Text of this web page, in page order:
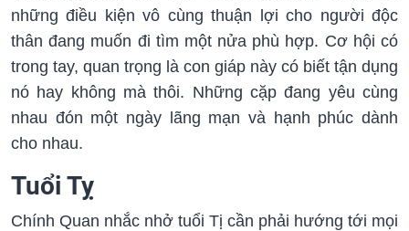
những điều kiện vô cùng thuận lợi cho người độc
thân đang muốn đi tìm một nửa phù hợp. Cơ hội có
trong tay, quan trọng là con giáp này có biết tận dụng
nó hay không mà thôi. Những cặp đang yêu cùng
nhau đón một ngày lãng mạn và hạnh phúc dành
cho nhau.
Tuổi Tỵ
Chính Quan nhắc nhở tuổi Tị cần phải hướng tới mọi